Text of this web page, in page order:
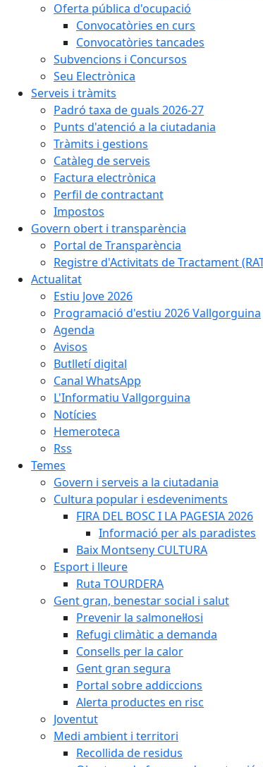
Oferta pública d'ocupació
Convocatòries en curs
Convocatòries tancades
Subvencions i Concursos
Seu Electrònica
Serveis i tràmits
Padró taxa de guals 2026-27
Punts d'atenció a la ciutadania
Tràmits i gestions
Catàleg de serveis
Factura electrònica
Perfil de contractant
Impostos
Govern obert i transparència
Portal de Transparència
Registre d'Activitats de Tractament
Actualitat
Estiu Jove 2026
Programació d'estiu 2026 Vallgorguina
Agenda
Avisos
Butlletí digital
Canal WhatsApp
L'Informatiu Vallgorguina
Notícies
Hemeroteca
Rss
Temes
Govern i serveis a la ciutadania
Cultura popular i esdeveniments
FIRA DEL BOSC I LA PAGESIA 2026
Informació per als paradistes
Baix Montseny CULTURA
Esport i lleure
Ruta TOURDERA
Gent gran, benestar social i salut
Prevenir la salmonel·losi
Refugi climàtic a demanda
Consells per la calor
Gent gran segura
Portal sobre addiccions
Alerta productes en risc
Joventut
Medi ambient i territori
Recollida de residus